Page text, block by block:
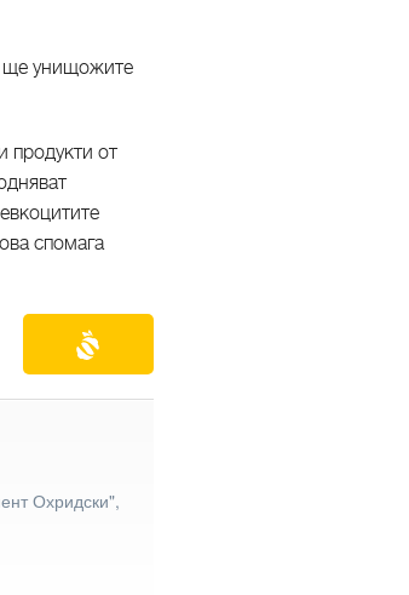
ще унищожите
продукти от
спомага
Охридски",